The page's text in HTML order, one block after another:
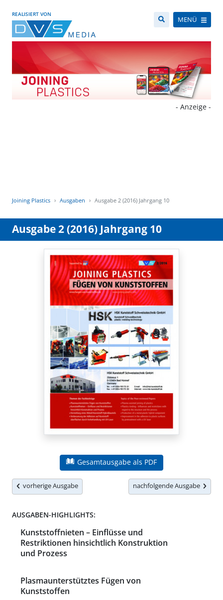
REALISIERT VON
MENÜ
- Anzeige -
Joining Plastics Ausgaben Ausgabe 2 (2016) Jahrgang 10
Ausgabe 2 (2016) Jahrgang 10
Gesamtausgabe als PDF
vorherige Ausgabe nachfolgende Ausgabe
AUSGABEN-HIGHLIGHTS:
Kunststoffnieten – Einflüsse und
Restriktionen hinsichtlich Konstruktion
und Prozess
Plasmaunterstütztes Fügen von
Kunststoffen